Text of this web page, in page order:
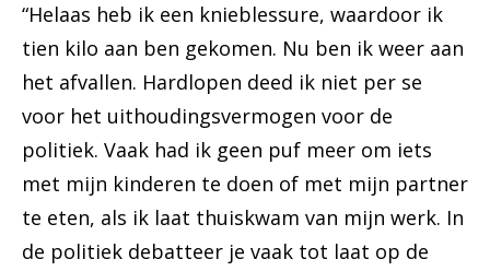
“Helaas heb ik een knieblessure, waardoor ik
tien kilo aan ben gekomen. Nu ben ik weer aan
het afvallen. Hardlopen deed ik niet per se
voor het uithoudingsvermogen voor de
politiek. Vaak had ik geen puf meer om iets
met mijn kinderen te doen of met mijn partner
te eten, als ik laat thuiskwam van mijn werk. In
de politiek debatteer je vaak tot laat op de